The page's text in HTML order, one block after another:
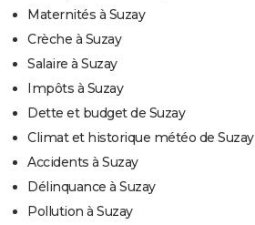
Maternités à Suzay
Crèche à Suzay
Salaire à Suzay
Impôts à Suzay
Dette et budget de Suzay
Climat et historique météo de Suzay
Accidents à Suzay
Délinquance à Suzay
Pollution à Suzay